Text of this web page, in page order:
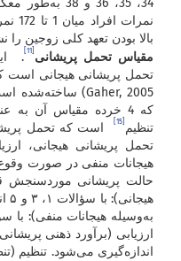
34، 35، 36 و
بالا بودن تعهد کلی زوجین را
مقیاس تحمل پریشانی
.
که 4 خرده مقیاس آن به عناوین تحمل
تنظیم
است که تحمل
تحمل پریشانی هیجانی،
هیجانات منفی در صورت وقوع
حالت پریشانی موردسنجش
اندازه‌گیری می‌شود. تنظیم